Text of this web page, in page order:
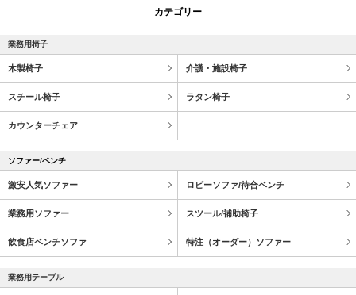
カテゴリー
業務用椅子
木製椅子 介護・施設椅子
スチール椅子 ラタン椅子
カウンターチェア
ソファー/ベンチ
激安人気ソファー ロビーソファ/待合ベンチ
業務用ソファー スツール/補助椅子
飲食店ベンチソファ 特注（オーダー）ソファー
業務用テーブル